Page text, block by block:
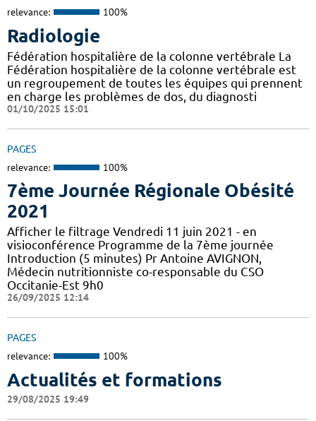
relevance: 100%
Radiologie
Fédération hospitalière de la colonne vertébrale La
Fédération hospitalière de la colonne vertébrale est
un regroupement de toutes les équipes qui prennent
en charge les problèmes de dos, du diagnosti
01/10/2025 15:01
PAGES
relevance: 100%
7ème Journée Régionale Obésité
2021
Afficher le filtrage Vendredi 11 juin 2021 - en
visioconférence Programme de la 7ème journée
Introduction (5 minutes) Pr Antoine AVIGNON,
Médecin nutritionniste co-responsable du CSO
Occitanie-Est 9h0
26/09/2025 12:14
PAGES
relevance: 100%
Actualités et formations
29/08/2025 19:49